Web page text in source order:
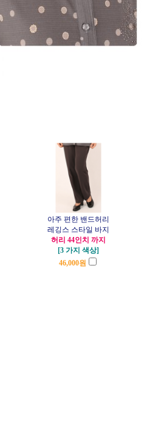
아주 편한 밴드허리
레깅스 스타일 바지
허리 44인치 까지
[3 가지 색상]
46,000원